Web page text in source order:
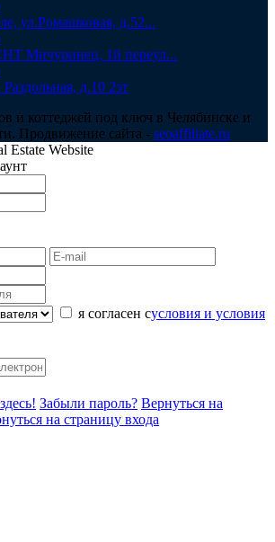
ул.Ромашковая, д.52...
Мичуринец, 1й переул...
д.10 2эт
и коттеджей под ключ в Челябинске и
Продвижение сайта - seoaffiliate.ru
Estate Website
я согласен сусловия и условия
Забыли пароль? Вернуться на
на страницу входа